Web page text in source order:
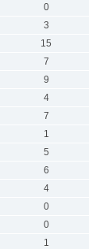
0
3
15
7
9
4
7
1
5
6
4
0
0
1